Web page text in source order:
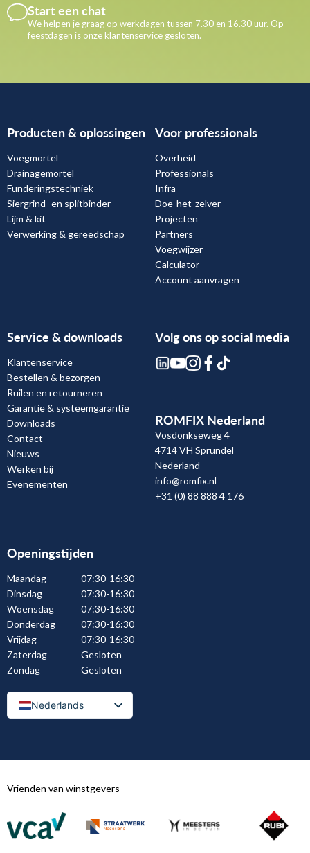
Start een chat
We helpen je graag op werkdagen tussen 7.30 en 16.30 uur. Op
feestdagen is onze klantenservice gesloten.
Producten & oplossingen
Voegmortel
Drainagemortel
Funderingstechniek
Siergrind- en splitbinder
Lijm & kit
Verwerking & gereedschap
Voor professionals
Overheid
Professionals
Infra
Doe-het-zelver
Projecten
Partners
Voegwijzer
Calculator
Account aanvragen
Service & downloads
Klantenservice
Bestellen & bezorgen
Ruilen en retourneren
Garantie & systeemgarantie
Downloads
Contact
Nieuws
Werken bij
Evenementen
Volg ons op social media
ROMFIX Nederland
Vosdonkseweg 4
4714 VH Sprundel
Nederland
info@romfix.nl
+31 (0) 88 888 4 176
Openingstijden
Maandag
07:30-16:30
Dinsdag
07:30-16:30
Woensdag
07:30-16:30
Donderdag
07:30-16:30
Vrijdag
07:30-16:30
Zaterdag
Gesloten
Zondag
Gesloten
Nederlands
Vrienden van winstgevers